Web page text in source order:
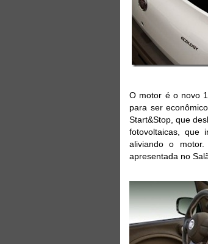
O motor é o novo
para ser
Start&Stop, que
fotovoltaicas, que
aliviando o
apresentada no